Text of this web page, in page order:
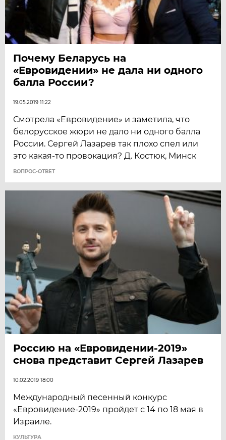
Почему Беларусь на
«Евровидении» не дала ни одного
балла России?
19.05.2019 11:22
Смотрела «Евровидение» и заметила, что
белорусское жюри не дало ни одного балла
России. Сергей Лазарев так плохо спел или
это какая-то провокация? Д. Костюк, Минск
ВОПРОС-ОТВЕТ
Россию на «Евровидении-2019»
снова представит Сергей Лазарев
10.02.2019 18:00
Международный песенный конкурс
«Евровидение-2019» пройдет с 14 по 18 мая в
Израиле.
КУЛЬТУРА